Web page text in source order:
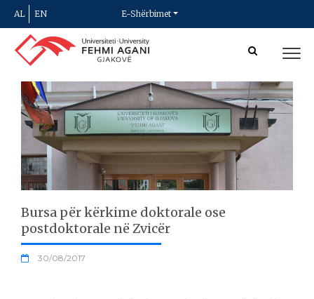
AL EN E-Shërbimet
Bursa për kërkime doktorale ose
postdoktorale në Zvicër
30/08/2017